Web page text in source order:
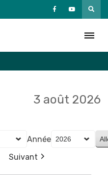
3 août 2026
Année
Suivant